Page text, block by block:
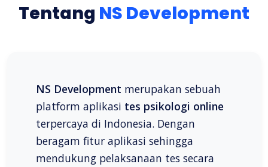
Tentang NS Development
NS Development merupakan sebuah
platform aplikasi tes psikologi online
terpercaya di Indonesia. Dengan
beragam fitur aplikasi sehingga
mendukung pelaksanaan tes secara